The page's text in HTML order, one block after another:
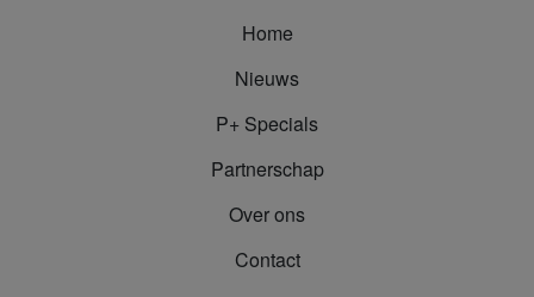
Home
Nieuws
P+ Specials
Partnerschap
Over ons
Contact